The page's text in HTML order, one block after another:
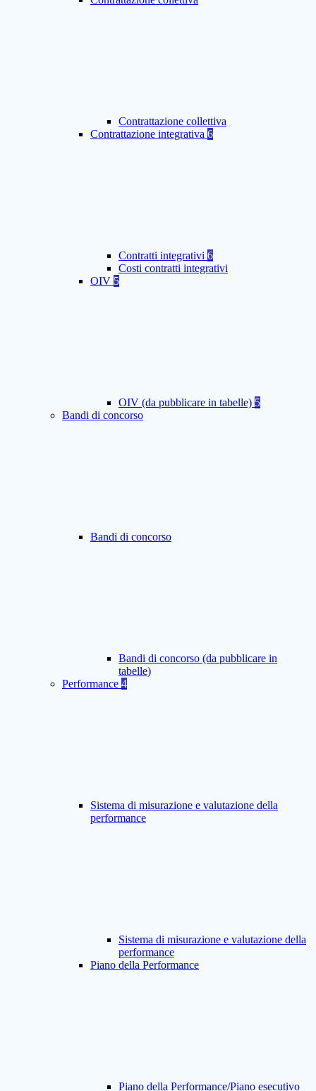
Contrattazione collettiva
Contrattazione integrativa 6
Contratti integrativi 6
Costi contratti integrativi
OIV 5
OIV (da pubblicare in tabelle) 5
Bandi di concorso
Bandi di concorso
Bandi di concorso (da pubblicare in
tabelle)
Performance 4
Sistema di misurazione e valutazione della
performance
Sistema di misurazione e valutazione della
performance
Piano della Performance
Piano della Performance/Piano esecutivo